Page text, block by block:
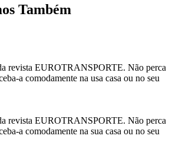
Também
revista EUROTRANSPORTE. Não perca
a comodamente na usa casa ou no seu
revista EUROTRANSPORTE. Não perca
a comodamente na sua casa ou no seu